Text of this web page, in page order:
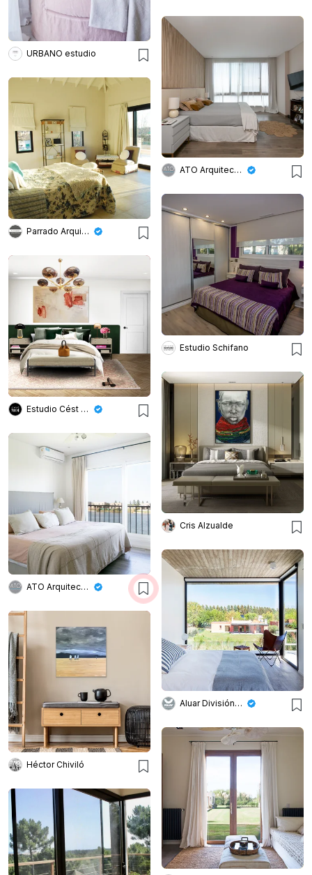
URBANO estudio
ATO Arquitectos
Parrado Arquitectura
Estudio Schifano
Estudio Cést Moi
Cris Alzualde
ATO Arquitectos
Aluar División Elaborados
Héctor Chiviló